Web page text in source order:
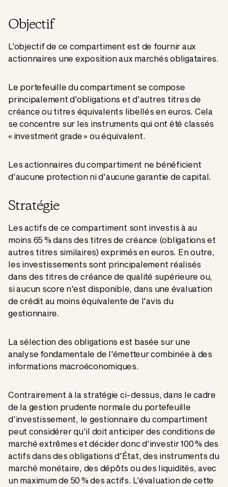
Objectif
L'objectif de ce compartiment est de fournir aux
actionnaires une exposition aux marchés obligataires.
Le portefeuille du compartiment se compose
principalement d'obligations et d'autres titres de
créance ou titres équivalents libellés en euros. Cela
se concentre sur les instruments qui ont été classés
« investment grade » ou équivalent.
Les actionnaires du compartiment ne bénéficient
d'aucune protection ni d'aucune garantie de capital.
Stratégie
Les actifs de ce compartiment sont investis à au
moins 65 % dans des titres de créance (obligations et
autres titres similaires) exprimés en euros. En outre,
les investissements sont principalement réalisés
dans des titres de créance de qualité supérieure ou,
si aucun score n'est disponible, dans une évaluation
de crédit au moins équivalente de l'avis du
gestionnaire.
La sélection des obligations est basée sur une
analyse fondamentale de l'émetteur combinée à des
informations macroéconomiques.
Contrairement à la stratégie ci-dessus, dans le cadre
de la gestion prudente normale du portefeuille
d'investissement, le gestionnaire du compartiment
peut considérer qu'il doit anticiper des conditions de
marché extrêmes et décider donc d'investir 100 % des
actifs dans des obligations d'État, des instruments du
marché monétaire, des dépôts ou des liquidités, avec
un maximum de 50 % des actifs. L'évaluation de cette